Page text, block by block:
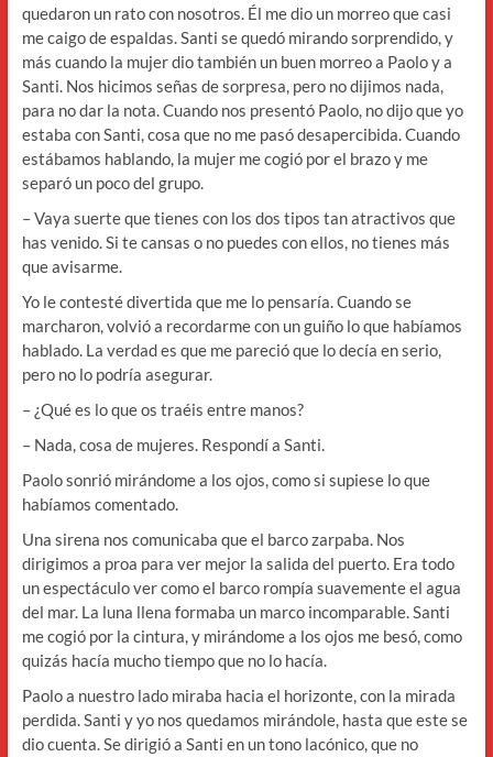
quedaron un rato con nosotros. Él me dio un morreo que casi
me caigo de espaldas. Santi se quedó mirando sorprendido, y
más cuando la mujer dio también un buen morreo a Paolo y a
Santi. Nos hicimos señas de sorpresa, pero no dijimos nada,
para no dar la nota. Cuando nos presentó Paolo, no dijo que yo
estaba con Santi, cosa que no me pasó desapercibida. Cuando
estábamos hablando, la mujer me cogió por el brazo y me
separó un poco del grupo.
– Vaya suerte que tienes con los dos tipos tan atractivos que
has venido. Si te cansas o no puedes con ellos, no tienes más
que avisarme.
Yo le contesté divertida que me lo pensaría. Cuando se
marcharon, volvió a recordarme con un guiño lo que habíamos
hablado. La verdad es que me pareció que lo decía en serio,
pero no lo podría asegurar.
– ¿Qué es lo que os traéis entre manos?
– Nada, cosa de mujeres. Respondí a Santi.
Paolo sonrió mirándome a los ojos, como si supiese lo que
habíamos comentado.
Una sirena nos comunicaba que el barco zarpaba. Nos
dirigimos a proa para ver mejor la salida del puerto. Era todo
un espectáculo ver como el barco rompía suavemente el agua
del mar. La luna llena formaba un marco incomparable. Santi
me cogió por la cintura, y mirándome a los ojos me besó, como
quizás hacía mucho tiempo que no lo hacía.
Paolo a nuestro lado miraba hacia el horizonte, con la mirada
perdida. Santi y yo nos quedamos mirándole, hasta que este se
dio cuenta. Se dirigió a Santi en un tono lacónico, que no